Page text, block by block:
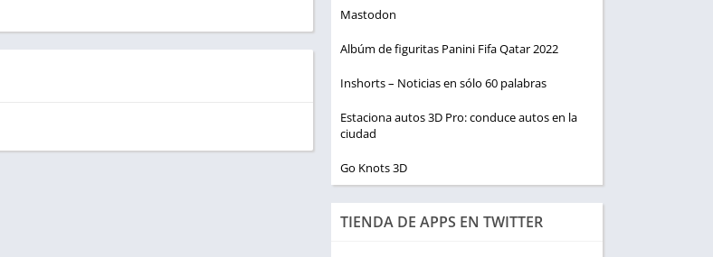
Mastodon
Albúm de figuritas Panini Fifa Qatar 2022
Inshorts – Noticias en sólo 60 palabras
Estaciona autos 3D Pro: conduce autos en la
ciudad
Go Knots 3D
TIENDA DE APPS EN TWITTER